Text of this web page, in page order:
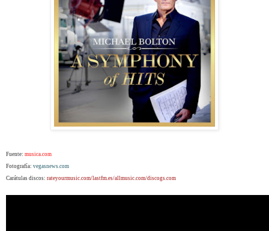
Fuente: musica.com
Fotografía: vegasnews.com
Carátulas discos: rateyourmusic.com/lastfm.es/allmusic.com/discogs.com